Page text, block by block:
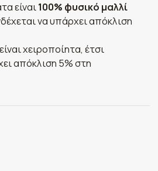
είναι100% φυσικό μαλλί
να υπάρχει απόκλιση
χειροποίητα, έτσι
απόκλιση 5% στη